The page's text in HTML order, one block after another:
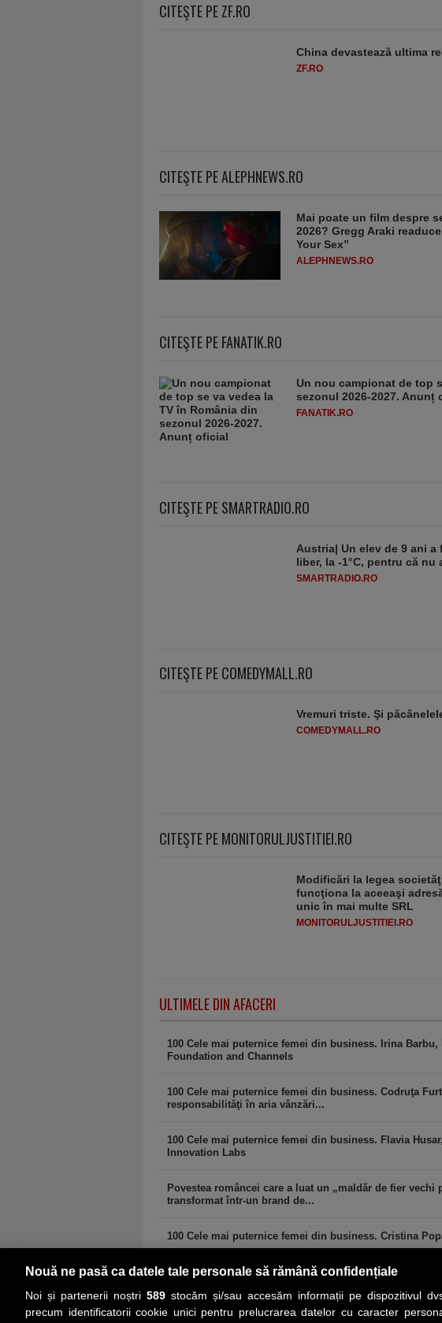
CITEŞTE PE ZF.RO
China devastează ultima
ZF.RO
CITEŞTE PE ALEPHNEWS.RO
Mai poate un film despre
2026? Gregg Araki
Your Sex”
ALEPHNEWS.RO
CITEŞTE PE FANATIK.RO
Un nou campionat de top
sezonul 2026-2027. Anunț
FANATIK.RO
CITEŞTE PE SMARTRADIO.RO
Austria| Un elev de 9 ani
liber, la -1°C, pentru că nu
SMARTRADIO.RO
CITEŞTE PE COMEDYMALL.RO
Vremuri triste. Şi
COMEDYMALL.RO
CITEŞTE PE MONITORULJUSTITIEI.RO
Modificări la legea
funcţiona la aceeaşi
unic în mai multe SRL
MONITORULJUSTITIEI.RO
ULTIMELE DIN AFACERI
100 Cele mai puternice femei din business. Irina Barbu,
Foundation and Channels
100 Cele mai puternice femei din business. Codruţa
responsabilităţi în aria vânzări...
100 Cele mai puternice femei din business. Flavia
Innovation Labs
Povestea româncei care a luat un „maldăr de fier
transformat într-un brand de...
100 Cele mai puternice femei din business. Cristina
Nouă ne pasă ca datele tale personale să rămână confidențiale
Noi și partenerii noștri 589stocăm și/sau accesăm informații pe dispozitivul
precum identificatorii cookie unici pentru prelucrarea datelor cu caracter